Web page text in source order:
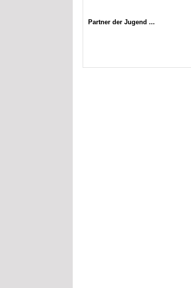
Partner der Jugend ...